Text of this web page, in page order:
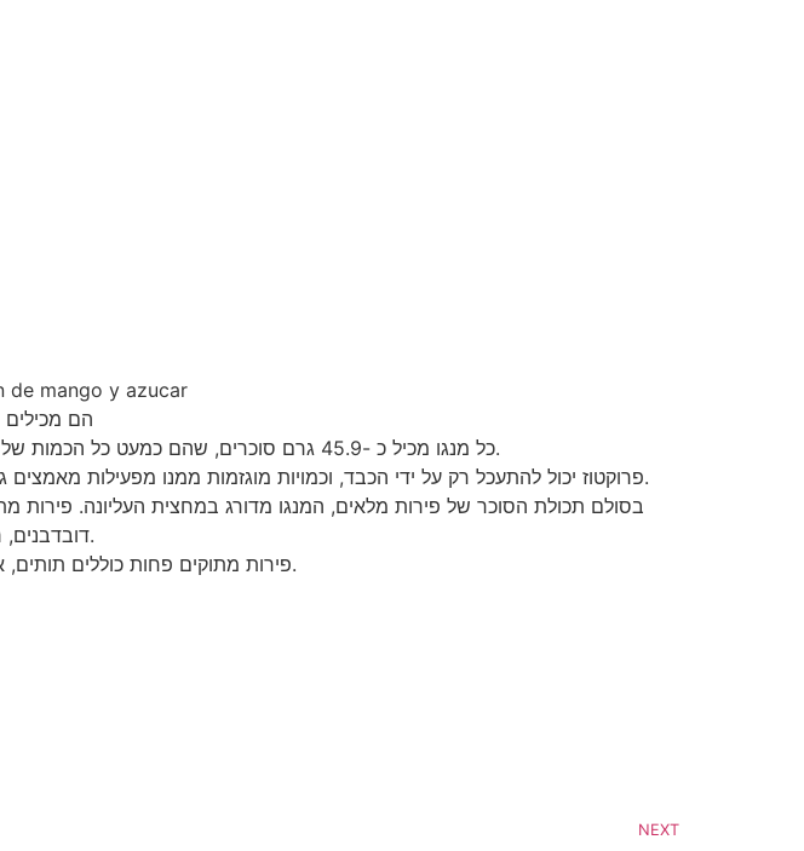
1. הם
כל מנגו מכיל כ -45.9 גרם סוכרים, שהם כמעט כל הכמות של 50.33 גרם פחמימות. הסוג העיקרי של סוכר המנגו הוא פרוקטוז.
פרוקטוז יכול להתעכל רק על ידי הכבד, וכמויות מוגזמות ממנו מפעילות מאמצים גדולים על האיבר החיוני הזה. זה יכול להוביל למחלות כמו סוכרת, מחלות לב או סרטן.
בסולם תכולת הסוכר של פירות מלאים, המנגו מדורג במחצית העליונה. פירות
דובדבנים, רימונים ובננות.
פירות מתוקים פחות כוללים תותים, אבוקדו, פטל, אוכמניות, לימונים ולימונים.
NEXT